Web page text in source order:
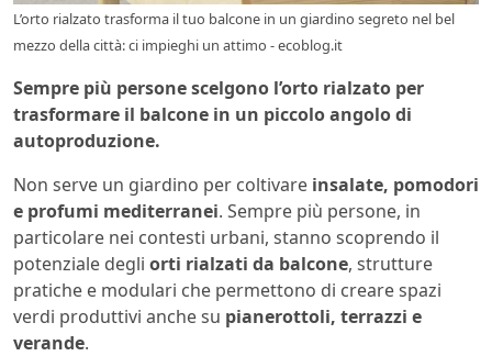
L’orto rialzato trasforma il tuo balcone in un giardino segreto nel bel
mezzo della città: ci impieghi un attimo - ecoblog.it
Sempre più persone scelgono l’orto rialzato per
trasformare il balcone in un piccolo angolo di
autoproduzione.
Non serve un giardino per coltivare insalate, pomodori
e profumi mediterranei. Sempre più persone, in
particolare nei contesti urbani, stanno scoprendo il
potenziale degli orti rialzati da balcone, strutture
pratiche e modulari che permettono di creare spazi
verdi produttivi anche su pianerottoli, terrazzi e
verande.